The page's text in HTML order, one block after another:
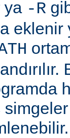
ya -R
eklenir